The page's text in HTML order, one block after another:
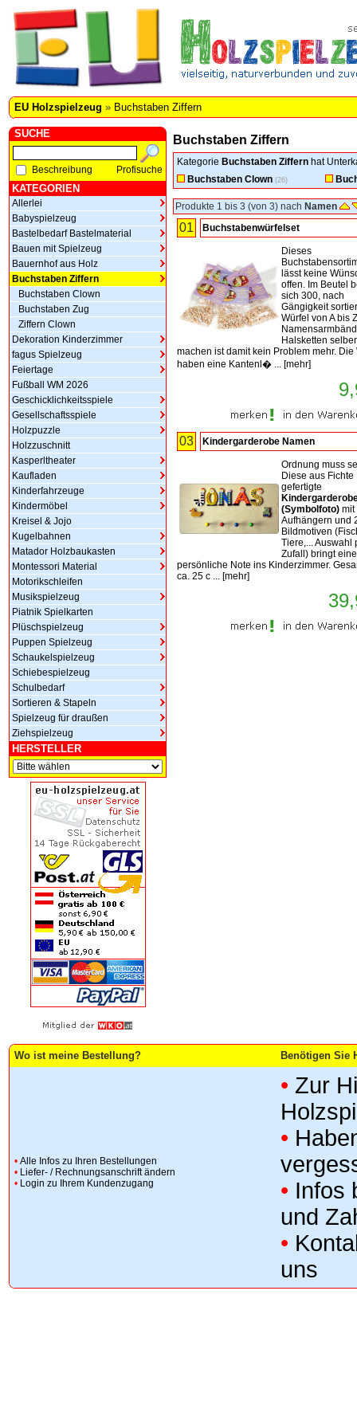
EU Holzspielzeug » Buchstaben Ziffern
SUCHE
Beschreibung Profisuche
KATEGORIEN
Allerlei
Babyspielzeug
Bastelbedarf Bastelmaterial
Bauen mit Spielzeug
Bauernhof aus Holz
Buchstaben Ziffern
Buchstaben Clown
Buchstaben Zug
Ziffern Clown
Dekoration Kinderzimmer
fagus Spielzeug
Feiertage
Fußball WM 2026
Geschicklichkeitsspiele
Gesellschaftsspiele
Holzpuzzle
Holzzuschnitt
Kasperltheater
Kaufladen
Kinderfahrzeuge
Kindermöbel
Kreisel & Jojo
Kugelbahnen
Matador Holzbaukasten
Montessori Material
Motorikschleifen
Musikspielzeug
Piatnik Spielkarten
Plüschspielzeug
Puppen Spielzeug
Schaukelspielzeug
Schiebespielzeug
Schulbedarf
Sortieren & Stapeln
Spielzeug für draußen
Ziehspielzeug
HERSTELLER
Buchstaben Ziffern
Kategorie Buchstaben Ziffern hat
Buchstaben Clown (26)
Produkte 1 bis 3 (von 3) nach Namen
01 Buchstabenwürfelset
Dieses
lässt keine
offen. Im Beutel
sich 300, nach
Gängigkeit
Würfel von A bis
Halsketten selber
machen ist damit kein Problem mehr. Die
haben eine Kantenl� ... [mehr]
03 Kindergarderobe Namen
Ordnung muss
Diese aus Fichte
gefertigte
(Symbolfoto) mit
Aufhängern und
Bildmotiven
Tiere,... Auswahl
Zufall) bringt eine
persönliche Note ins Kinderzimmer.
ca. 25 c ... [mehr]
Wo ist meine Bestellung? Benötigen Sie
• Alle Infos zu Ihren Bestellungen
• Liefer- / Rechnungsanschrift ändern
• Login zu Ihrem Kundenzugang
• Zur
•
• Infos
und
•
uns